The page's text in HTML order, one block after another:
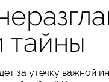
тайны
за утечку важной